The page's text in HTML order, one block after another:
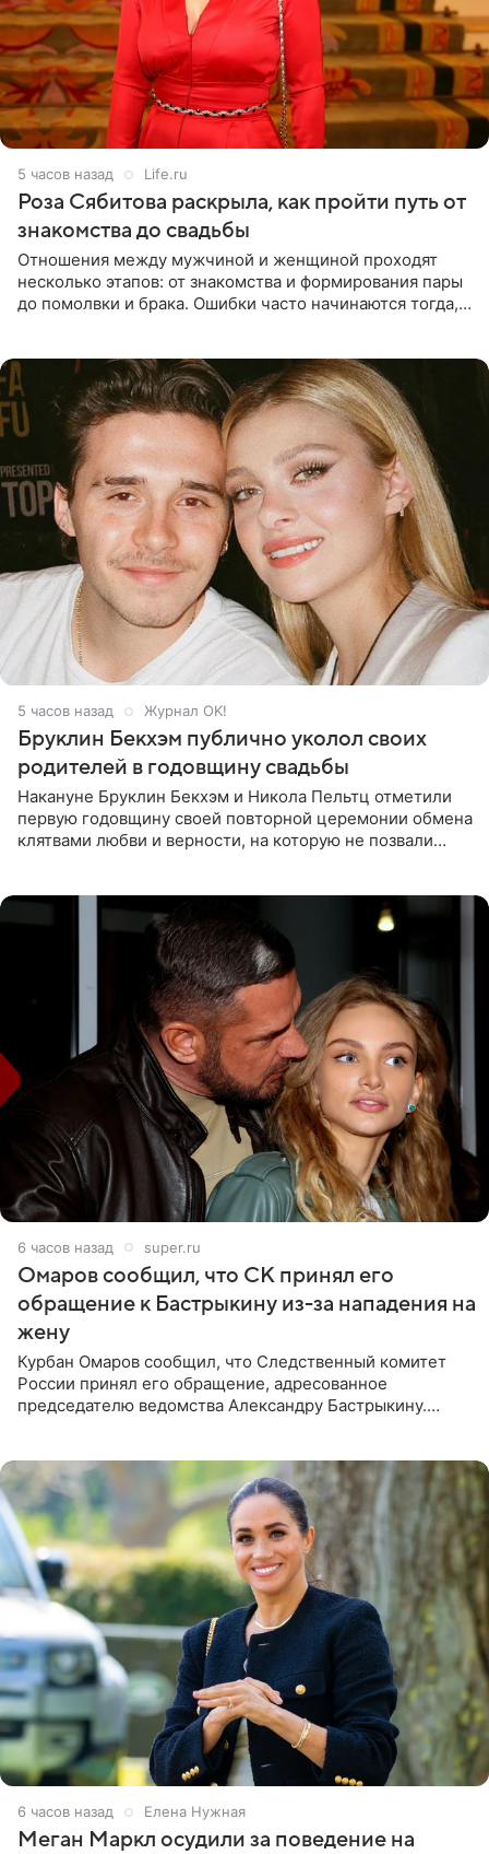
5 часов назад Life.ru
Роза Сябитова раскрыла, как пройти путь от
знакомства до свадьбы
Отношения между мужчиной и женщиной проходят
несколько этапов: от знакомства и формирования пары
до помолвки и брака. Ошибки часто начинаются тогда,
5 часов назад Журнал OK!
Бруклин Бекхэм публично уколол своих
родителей в годовщину свадьбы
Накануне Бруклин Бекхэм и Никола Пельтц отметили
первую годовщину своей повторной церемонии обмена
клятвами любви и верности, на которую не позвали
6 часов назад super.ru
Омаров сообщил, что СК принял его
обращение к Бастрыкину из-за нападения на
жену
Курбан Омаров сообщил, что Следственный комитет
России принял его обращение, адресованное
председателю ведомства Александру Бастрыкину.
6 часов назад Елена Нужная
Меган Маркл осудили за поведение на